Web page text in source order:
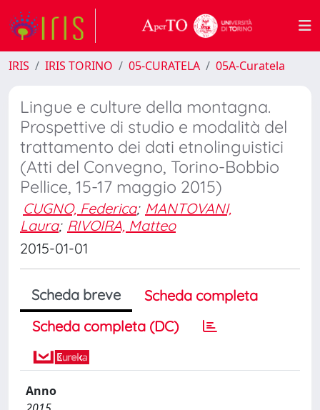
IRIS IRIS TORINO 05-CURATELA 05A-Curatela
Lingue e culture della montagna.
Prospettive di studio e modalità del
trattamento dei dati etnolinguistici
(Atti del Convegno, Torino-Bobbio
Pellice, 15-17 maggio 2015)
CUGNO, Federica; MANTOVANI,
Laura; RIVOIRA, Matteo
2015-01-01
Scheda breve
Scheda completa
Scheda completa (DC)
Anno